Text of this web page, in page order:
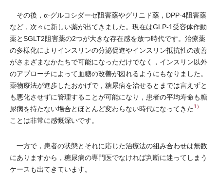
その後，α-グルコシダーゼ阻害薬やグリニド薬，DPP-4阻害薬
など，次々に新しい薬が出てきました。現在はGLP-1受容体作動
薬とSGLT2阻害薬の2つが大きな存在感を放つ時代です。治療薬
の多様化によりインスリンの分泌促進やインスリン抵抗性の改善
がさまざまなかたちで可能になっただけでなく，インスリン以外
のアプローチによって血糖の改善が図れるようにもなりました。
薬物療法が進歩したおかげで，糖尿病を治せるとまでは言えずと
も悪化させずに管理することが可能になり，患者の平均寿命も糖
尿病を持たない場合とほとんど変わらない時代になってきた1）
ことは非常に感慨深いです。
一方で，患者の状態とそれに応じた治療法の組み合わせは無数
にありますから，糖尿病の専門医でなければ判断に迷ってしまう
ケースも出てきています。